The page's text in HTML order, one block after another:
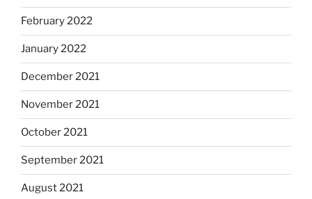
February 2022
January 2022
December 2021
November 2021
October 2021
September 2021
August 2021